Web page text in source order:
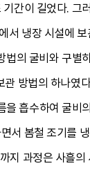
간이 길었다.
냉장 시설에
의 굴비와 구
방법의 하나
흡수하여 굴
서 봄철 조기를
과정은 사흘